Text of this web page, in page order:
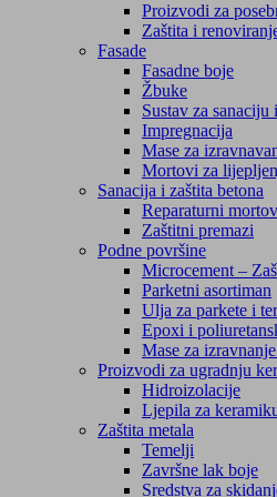
Proizvodi za
Zaštita i
Fasade
Fasadne boje
Žbuke
Sustav za
Impregnacija
Mase za
Mortovi za
Sanacija i zaštita betona
Reparaturni
Zaštitni premazi
Podne površine
Microcement –
Parketni asortiman
Ulja za parkete i
Epoxi i
Mase za
Proizvodi za ugradnju
Hidroizolacije
Ljepila za
Zaštita metala
Temelji
Završne lak boje
Sredstva za